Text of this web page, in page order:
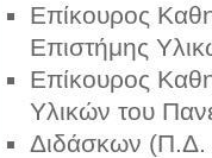
Επίκουρος
Επιστήμης
Επίκουρος
Υλικών του
Διδάσκων (Π.Δ.